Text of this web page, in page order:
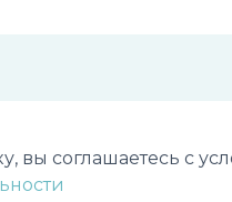
вы соглашаетесь с